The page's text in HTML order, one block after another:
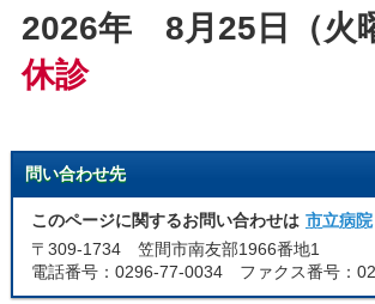
2026年 8月25 日（火
休診
問い合わせ先
このページに関するお問い合わせは 市立病院
〒309-1734 笠間市南友部1966番地1
電話番号：0296-77-0034 ファクス番号：